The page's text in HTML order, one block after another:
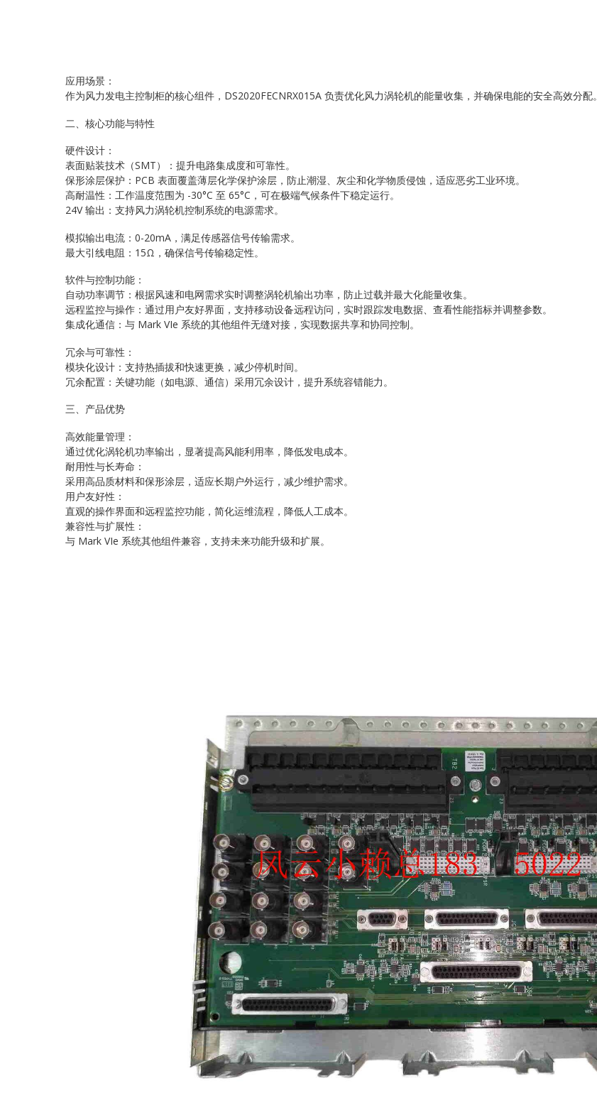
应用场景：
作为风力发电主控制柜的核心组件，DS2020FECNRX015A 负责优化风力涡轮机的能量收集，并确保电能的安全高效分配。
二、核心功能与特性
硬件设计：
表面贴装技术（SMT）：提升电路集成度和可靠性。
保形涂层保护：PCB 表面覆盖薄层化学保护涂层，防止潮湿、灰尘和化学物质侵蚀，适应恶劣工业环境。
高耐温性：工作温度范围为 -30°C 至 65°C，可在极端气候条件下稳定运行。
24V 输出：支持风力涡轮机控制系统的电源需求。
模拟输出电流：0-20mA，满足传感器信号传输需求。
最大引线电阻：15Ω，确保信号传输稳定性。
软件与控制功能：
自动功率调节：根据风速和电网需求实时调整涡轮机输出功率，防止过载并最大化能量收集。
远程监控与操作：通过用户友好界面，支持移动设备远程访问，实时跟踪发电数据、查看性能指标并调整参数。
集成化通信：与 Mark VIe 系统的其他组件无缝对接，实现数据共享和协同控制。
冗余与可靠性：
模块化设计：支持热插拔和快速更换，减少停机时间。
冗余配置：关键功能（如电源、通信）采用冗余设计，提升系统容错能力。
三、产品优势
高效能量管理：
通过优化涡轮机功率输出，显著提高风能利用率，降低发电成本。
耐用性与长寿命：
采用高品质材料和保形涂层，适应长期户外运行，减少维护需求。
用户友好性：
直观的操作界面和远程监控功能，简化运维流程，降低人工成本。
兼容性与扩展性：
与 Mark VIe 系统其他组件兼容，支持未来功能升级和扩展。